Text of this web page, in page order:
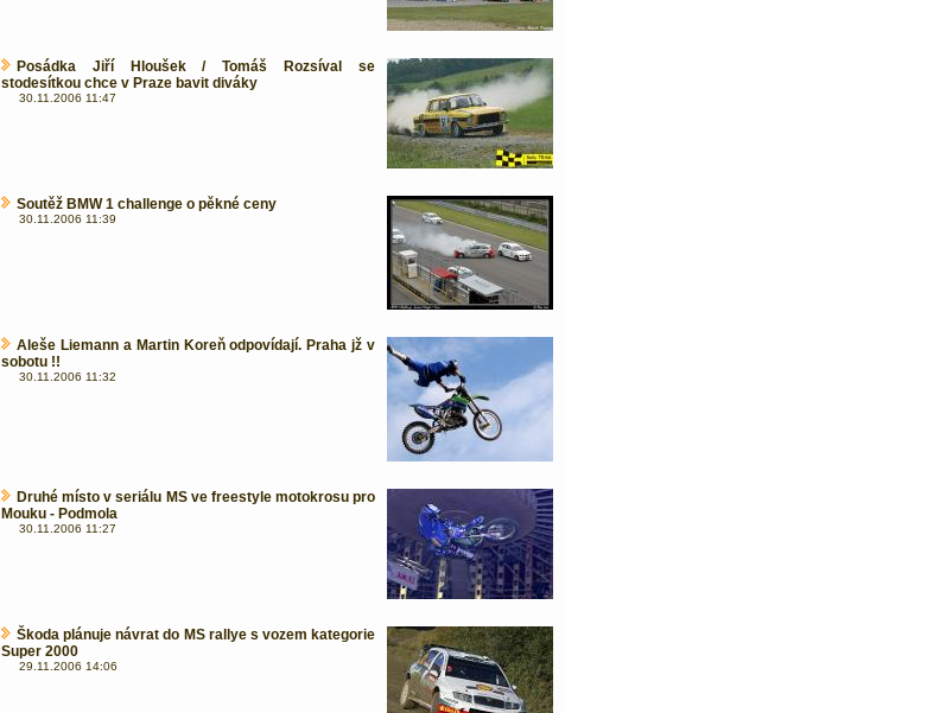
Posádka Jiří Hloušek / Tomáš Rozsíval se
stodesítkou chce v Praze bavit diváky
30.11.2006 11:47
Soutěž BMW 1 challenge o pěkné ceny
30.11.2006 11:39
Aleše Liemann a Martin Koreň odpovídají. Praha jž v
sobotu !!
30.11.2006 11:32
Druhé místo v seriálu MS ve freestyle motokrosu pro
Mouku - Podmola
30.11.2006 11:27
Škoda plánuje návrat do MS rallye s vozem kategorie
Super 2000
29.11.2006 14:06